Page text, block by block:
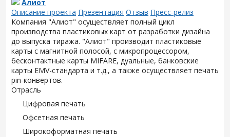
Алиот
Описание проекта Презентация Отзыв Пресс-релиз
Компания "Алиот" осуществляет полный цикл
производства пластиковых карт от разработки дизайна
до выпуска тиража. "Алиот" производит пластиковые
карты с магнитной полосой, с микропроцессором,
бесконтактные карты MIFARE, дуальные, банковские
карты EMV-стандарта и т.д., а также осуществляет печать
pin-конвертов.
Отрасль
Цифровая печать
Офсетная печать
Широкоформатная печать